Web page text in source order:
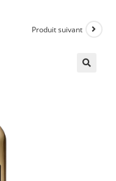
Produit suivant